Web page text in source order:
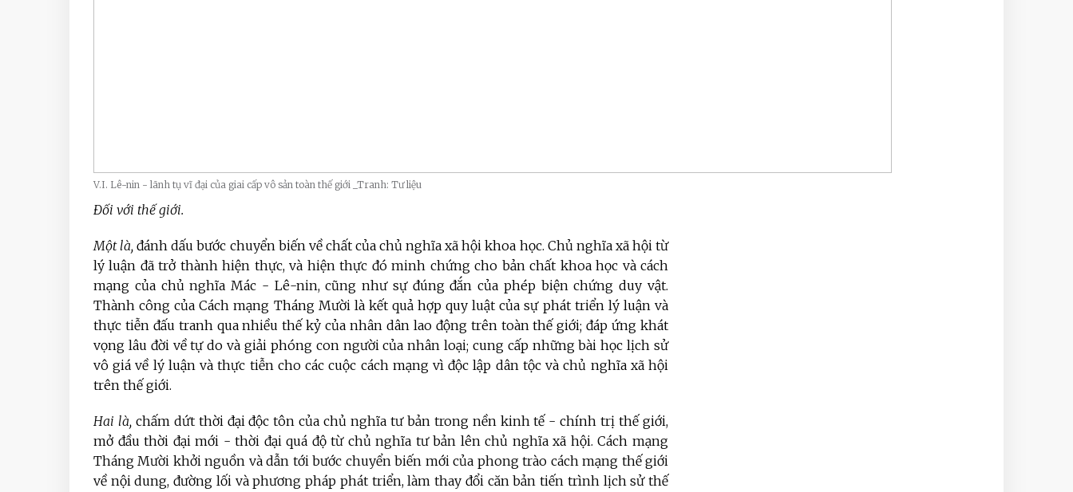
V.I. Lê-nin - lãnh tụ vĩ đại của giai cấp vô sản toàn thế giới _Tranh: Tư liệu
Đối với thế giới.
Một là, đánh dấu bước chuyển biến về chất của chủ nghĩa xã hội khoa học. Chủ nghĩa xã hội từ
lý luận đã trở thành hiện thực, và hiện thực đó minh chứng cho bản chất khoa học và cách
mạng của chủ nghĩa Mác - Lê-nin, cũng như sự đúng đắn của phép biện chứng duy vật.
Thành công của Cách mạng Tháng Mười là kết quả hợp quy luật của sự phát triển lý luận và
thực tiễn đấu tranh qua nhiều thế kỷ của nhân dân lao động trên toàn thế giới; đáp ứng khát
vọng lâu đời về tự do và giải phóng con người của nhân loại; cung cấp những bài học lịch sử
vô giá về lý luận và thực tiễn cho các cuộc cách mạng vì độc lập dân tộc và chủ nghĩa xã hội
trên thế giới.
Hai là,chấm dứt thời đại độc tôn của chủ nghĩa tư bản trong nền kinh tế - chính trị thế giới,
mở đầu thời đại mới - thời đại quá độ từ chủ nghĩa tư bản lên chủ nghĩa xã hội. Cách mạng
Tháng Mười khởi nguồn và dẫn tới bước chuyển biến mới của phong trào cách mạng thế giới
về nội dung, đường lối và phương pháp phát triển, làm thay đổi căn bản tiến trình lịch sử thế